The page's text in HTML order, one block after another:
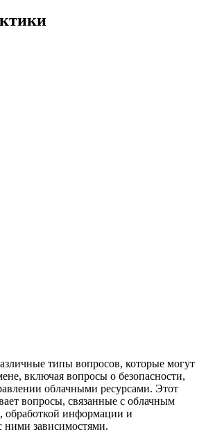
типы вопросов, которые могут
включая вопросы о безопасности,
облачными ресурсами. Этот
вопросы, связанные с облачным
информации и
зависимостями.